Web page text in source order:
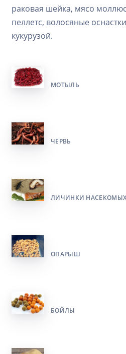
раковая шейка, мясо
пеллетс, волосяные
кукурузой.
МОТЫЛЬ
ЧЕРВЬ
ЛИЧИНКИ
ОПАРЫШ
БОЙЛЫ